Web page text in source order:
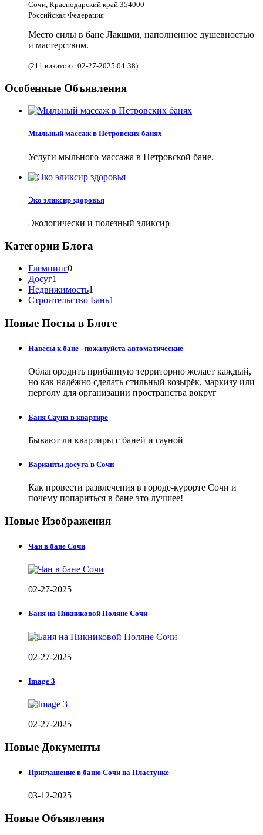
Сочи, Краснодарский край 354000
Российская Федерация
Место силы в бане Лакшми, наполненное душевностью
и мастерством.
(211 визитов с 02-27-2025 04:38)
Особенные Объявления
Мыльный массаж в Петровских банях
Услуги мыльного массажа в Петровской бане.
Эко эликсир здоровья
Экологически и полезный эликсир
Категории Блога
Глемпинг0
Досуг1
Недвижимость1
Строительство Бань1
Новые Посты в Блоге
Навесы к бане - пожалуйста автоматические
Облагородить прибанную территорию желает каждый,
но как надёжно сделать стильный козырёк, маркизу или
перголу для организации пространства вокруг
Баня Сауна в квартире
Бывают ли квартиры с баней и сауной
Варианты досуга в Сочи
Как провести развлечения в городе-курорте Сочи и
почему попариться в бане это лучшее!
Новые Изображения
Чан в бане Сочи
02-27-2025
Баня на Пикниковой Поляне Сочи
02-27-2025
Image 3
02-27-2025
Новые Документы
Приглашение в баню Сочи на Пластунке
03-12-2025
Новые Объявления